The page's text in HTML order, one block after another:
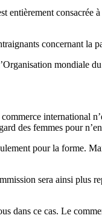
consacrée
concernant la
mondiale
international
des femmes pour
pour la forme.
sera ainsi plus
dans ce cas. Le